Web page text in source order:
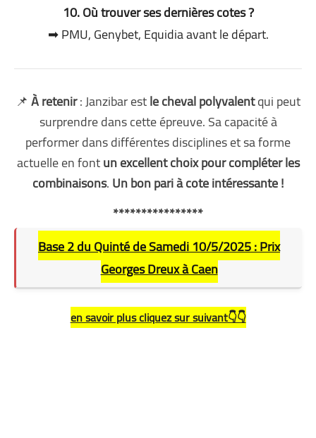
10. Où trouver ses dernières cotes ?
➡ PMU, Genybet, Equidia avant le départ.
📌À retenir: Janzibar estle cheval polyvalentqui peut
surprendre dans cette épreuve. Sa capacité à
performer dans différentes disciplines et sa forme
actuelle en fontun excellent choix pour compléter les
combinaisons.Un bon pari à cote intéressante !
****************
Base 2 du Quinté deSamedi 10/5/2025 :Prix
Georges Dreux à Caen
en savoir plus cliquez sur suivant👇👇